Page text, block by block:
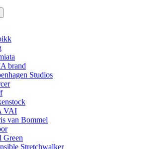
brand
Studios
VAI
van Bommel
Green
Stretchwalker